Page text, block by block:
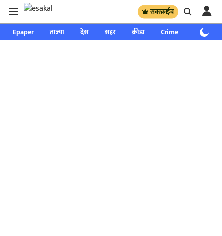
सबस्क्राईब
Epaper ताज्या देश शहर क्रीडा Crime साप्ताहिक